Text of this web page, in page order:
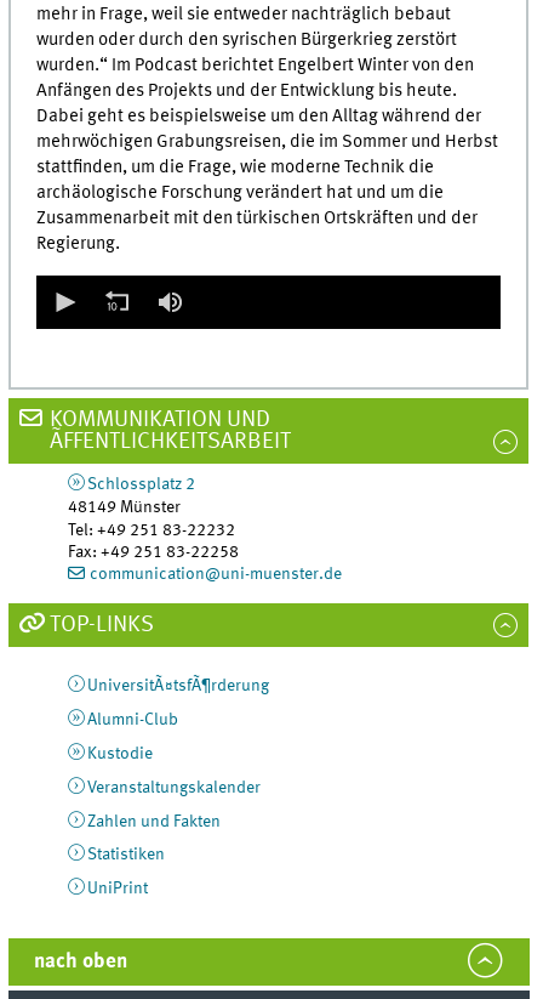
mehr in Frage, weil sie entweder nachträglich bebaut
wurden oder durch den syrischen Bürgerkrieg zerstört
wurden.“ Im Podcast berichtet Engelbert Winter von den
Anfängen des Projekts und der Entwicklung bis heute.
Dabei geht es beispielsweise um den Alltag während der
mehrwöchigen Grabungsreisen, die im Sommer und Herbst
stattfinden, um die Frage, wie moderne Technik die
archäologische Forschung verändert hat und um die
Zusammenarbeit mit den türkischen Ortskräften und der
Regierung.
seconds
KOMMUNIKATION UND
ÃFFENTLICHKEITSARBEIT
Schlossplatz 2
48149 Münster
Tel:+49 251 83-22232
Fax:+49 251 83-22258
communication@uni-muenster.de
TOP-LINKS
UniversitÃ¤tsfÃ¶rderung
Alumni-Club
Kustodie
Veranstaltungskalender
Zahlen und Fakten
Statistiken
UniPrint
nach oben